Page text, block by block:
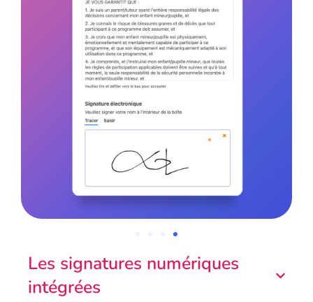
Les signatures numériques
intégrées